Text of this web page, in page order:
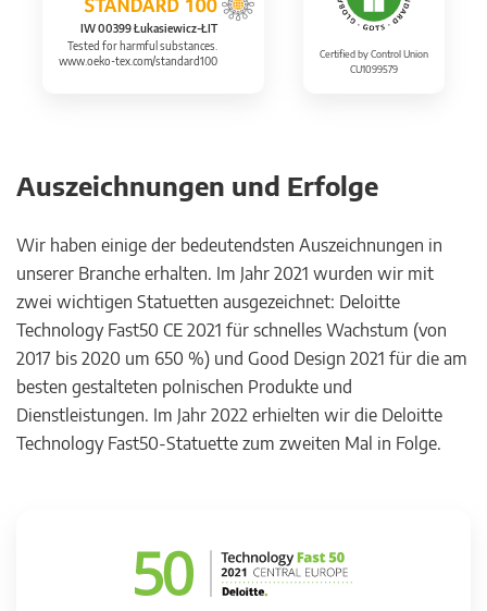
IW 00399 Łukasiewicz-ŁIT
Tested for harmful substances.
www.oeko-tex.com/standard100
Certified by Control Union
CU1099579
Auszeichnungen und Erfolge
Wir haben einige der bedeutendsten Auszeichnungen in
unserer Branche erhalten. Im Jahr 2021 wurden wir mit
zwei wichtigen Statuetten ausgezeichnet: Deloitte
Technology Fast50 CE 2021 für schnelles Wachstum (von
2017 bis 2020 um 650 %) und Good Design 2021 für die am
besten gestalteten polnischen Produkte und
Dienstleistungen. Im Jahr 2022 erhielten wir die Deloitte
Technology Fast50-Statuette zum zweiten Mal in Folge.